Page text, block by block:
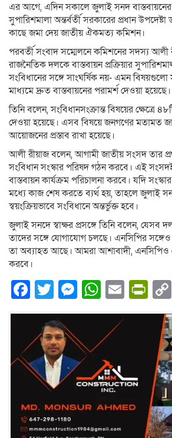
এর আগে, এদিন সকালে জুলাই সনদ বাস্তবায়নের
সুপারিশমালা অন্তর্বর্তী সরকারের প্রধান
কাছে জমা দেয় জাতীয় ঐকমত্য কমিশন।
পরবর্তী সংবাদ সম্মেলনে কমিশনের সদস্য
রাজনৈতিক দলকে বাস্তবায়ন প্রক্রিয়ার
সংবিধানের সঙ্গে সাংঘর্ষিক নয়- এমন
মাধ্যমে দ্রুত বাস্তবায়নের পরামর্শ দেওয়া হয়েছে।
তিনি বলেন, সংবিধানসংক্রান্ত বিষয়ের ক্ষেত্রে
দেওয়া হয়েছে। এসব বিষয়ে জনগণের মতামত
আয়োজনের প্রস্তাব রাখা হয়েছে।
আলী রীয়াজ বলেন, আগামী জাতীয় সংসদ তার
সংবিধান সংস্কার পরিষদ গঠন করবে। এই
বাস্তবায়ন কার্যক্রম পরিচালনা করবে। যদি
মধ্যে কাজ শেষ করতে ব্যর্থ হয়, তাহলে জুলাই
স্বয়ংক্রিয়ভাবে সংবিধানে অন্তর্ভুক্ত হবে।
জুলাই সনদে স্বাক্ষর প্রসঙ্গে তিনি বলেন, যেসব
তাদের সঙ্গে যোগাযোগ চলছে। এনসিপির
তা অব্যাহত আছে। আমরা আশাবাদী, এনসিপিও
করবে।
Facebook
Twitter
Messenger
Email